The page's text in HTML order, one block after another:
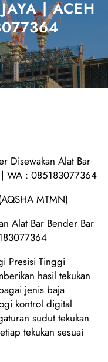
| ACEH
Disewakan Alat Bar
| WA : 085183077364
MTMN)
Alat Bar Bender Bar
Presisi Tinggi
hasil tekukan
jenis baja
kontrol digital
sudut tekukan
tekukan sesuai